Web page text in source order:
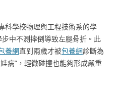
科學校物理與工程技術系的學
中不測摔倒導致左腿骨折。此
養網直到兩歲才被包養網診斷為
病”，輕微碰撞也能夠形成嚴重